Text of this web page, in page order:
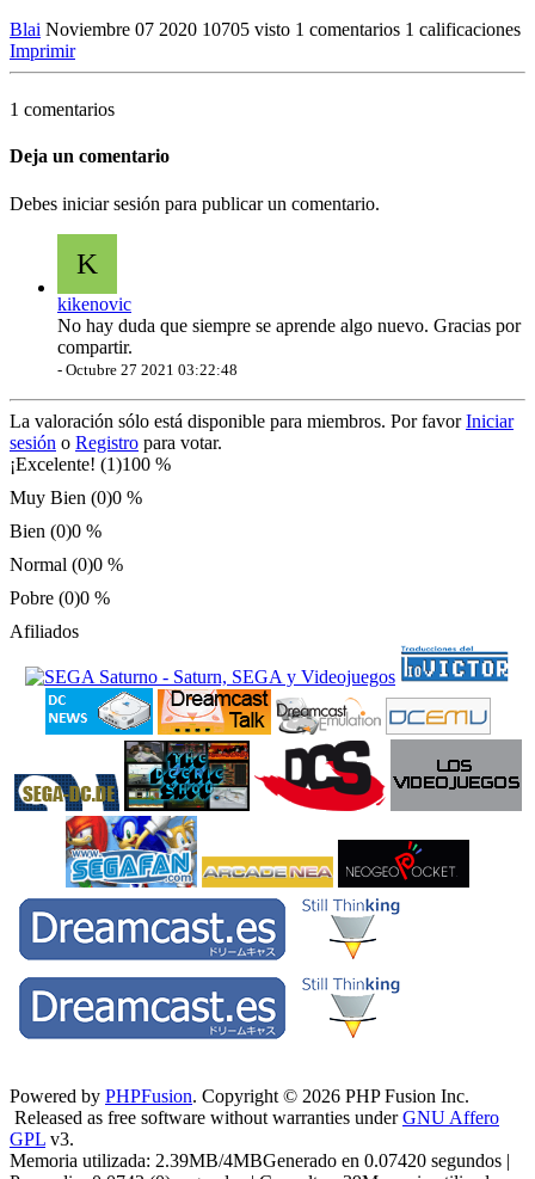
Blai Noviembre 07 2020 10705 visto 1 comentarios 1 calificaciones
Imprimir
1 comentarios
Deja un comentario
Debes iniciar sesión para publicar un comentario.
K
kikenovic
No hay duda que siempre se aprende algo nuevo. Gracias por
compartir.
- Octubre 27 2021 03:22:48
La valoración sólo está disponible para miembros. Por favorIniciar
sesión o Registro para votar.
¡Excelente! (1)100 %
Muy Bien (0)0 %
Bien (0)0 %
Normal (0)0 %
Pobre (0)0 %
Afiliados
Powered by PHPFusion. Copyright © 2026 PHP Fusion Inc.
Released as free software without warranties underGNU Affero
GPL v3.
Memoria utilizada: 2.39MB/4MBGenerado en 0.07420 segundos |